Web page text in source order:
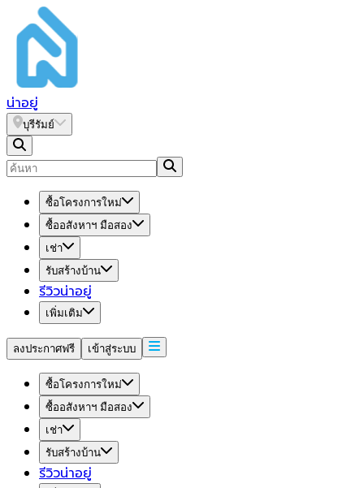
น่าอยู่
บุรีรัมย์
ซื้อโครงการใหม่
ซื้ออสังหาฯ มือสอง
เช่า
รับสร้างบ้าน
รีวิวน่าอยู่
เพิ่มเติม
ลงประกาศฟรี เข้าสู่ระบบ
ซื้อโครงการใหม่
ซื้ออสังหาฯ มือสอง
เช่า
รับสร้างบ้าน
รีวิวน่าอยู่